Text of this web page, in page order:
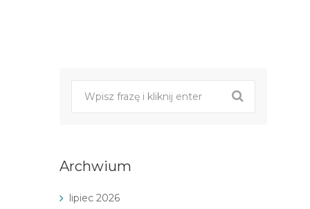
Archwium
lipiec 2026